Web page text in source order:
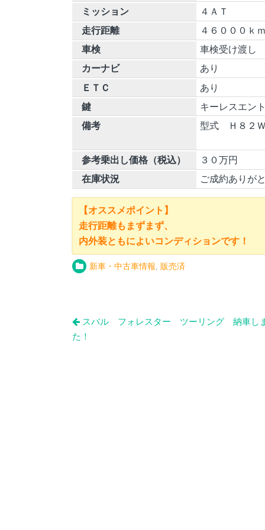
ミッション
４ＡＴ
走行距離
４６０００ｋｍ
車検
車検受け渡し
カーナビ
あり
ＥＴＣ
あり
鍵
キーレスエン
備考
型式 Ｈ８２Ｗ
参考乗出し価格（税込）
３０万円
在庫状況
ご成約ありが
【オススメポイント】
走行距離もまずまず、
内外装ともによいコンディションです！
新車・中古車情報 販売済
投
稿
スバル フォレスター ツーリング 納車し
た！